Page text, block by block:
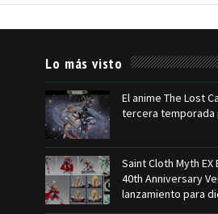
Lo más visto
El anime The Lost
tercera temporada
Saint Cloth Myth
40th Anniversary
lanzamiento para